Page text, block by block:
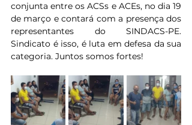
conjunta entre os ACSs e ACEs, no dia 19
de março e contará com a presença dos
representantes do SINDACS-PE.
Sindicato é isso, é luta em defesa da sua
categoria. Juntos somos fortes!